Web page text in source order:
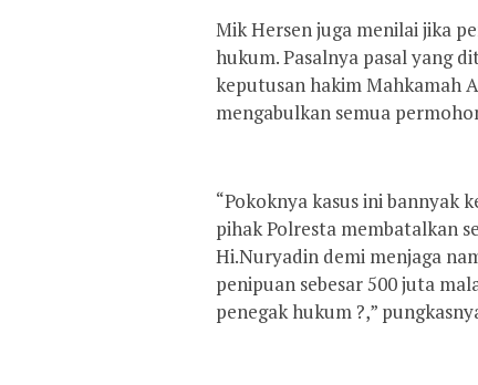
Mik Hersen juga menilai jika
hukum. Pasalnya pasal yang
keputusan hakim Mahkamah
mengabulkan semua
“Pokoknya kasus ini bannyak
pihak Polresta membatalkan
Hi.Nuryadin demi menjaga
penipuan sebesar 500 juta
penegak hukum ?,”